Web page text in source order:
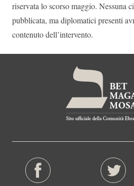
riservata lo scorso maggio. Nessuna
pubblicata, ma diplomatici presenti
contenuto dell’intervento.